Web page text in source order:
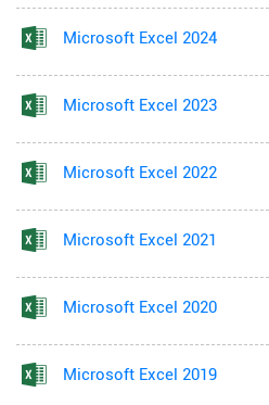
Microsoft Excel 2024
Microsoft Excel 2023
Microsoft Excel 2022
Microsoft Excel 2021
Microsoft Excel 2020
Microsoft Excel 2019